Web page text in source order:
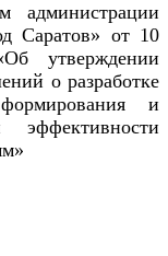
администрации
Саратов» от 10
утверждении
о разработке
и
эффективности